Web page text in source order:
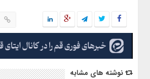
نوشته های مشابه